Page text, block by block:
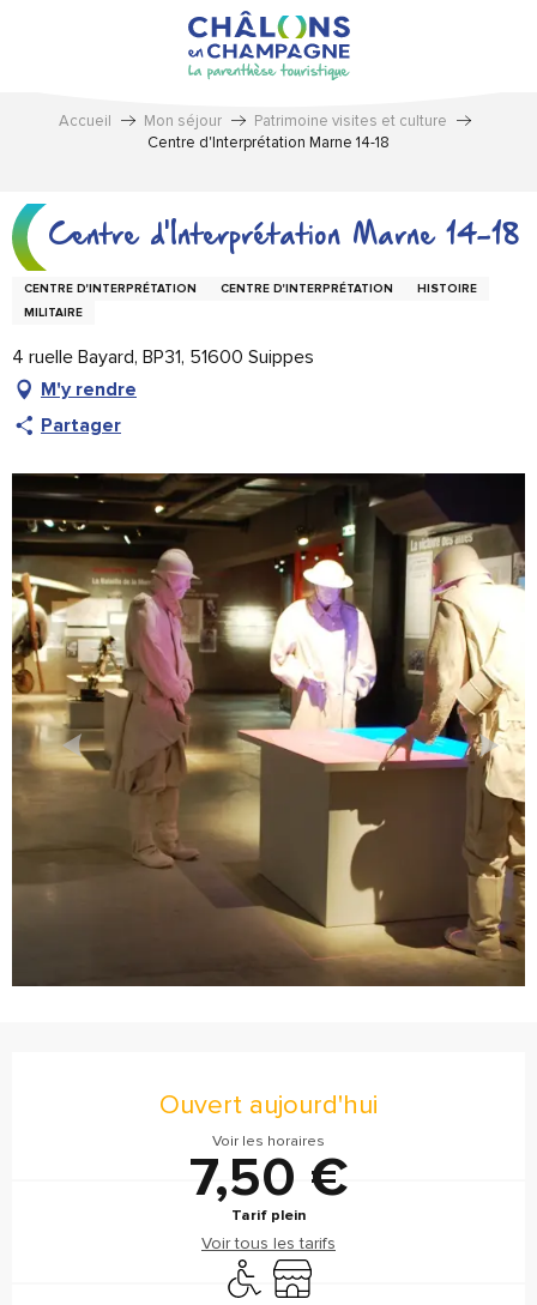
Accueil Mon séjour
Patrimoine visites et culture
Centre d'Interprétation Marne 14-18
Centre d'Interprétation Marne 14-18
CENTRE D'INTERPRÉTATION CENTRE D'INTERPRÉTATION
HISTOIRE
MILITAIRE
4 ruelle Bayard, BP31, 51600 Suippes
M'y rendre
Partager
Ouvert aujourd'hui
Voir les horaires
7,50 €
Tarif plein
Voir tous les tarifs
Accès handicapés
Boutique